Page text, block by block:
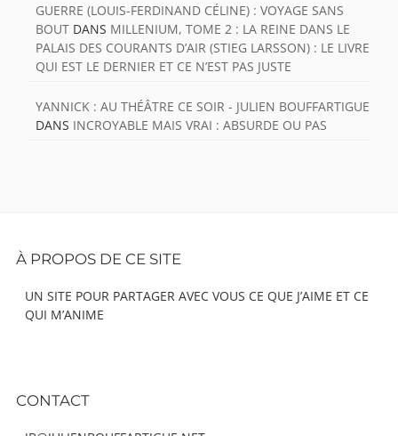
GUERRE (LOUIS-FERDINAND CÉLINE) : VOYAGE SANS
BOUT DANS MILLENIUM, TOME 2 : LA REINE DANS LE
PALAIS DES COURANTS D’AIR (STIEG LARSSON) : LE LIVRE
QUI EST LE DERNIER ET CE N’EST PAS JUSTE
YANNICK : AU THÉÂTRE CE SOIR - JULIEN BOUFFARTIGUE
DANS INCROYABLE MAIS VRAI : ABSURDE OU PAS
Content
À PROPOS DE CE SITE
UN SITE POUR PARTAGER AVEC VOUS CE QUE J’AIME ET CE
QUI M’ANIME
CONTACT